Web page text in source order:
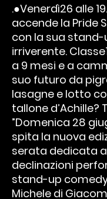
.●Venerdì26 alle
accende la Pride
con la sua
irriverente.
a 9 mesi e a
suo futuro da
lasagne e lotto
tallone d’Achille?
”Domenica 28
spita la nuova
serata dedicata
declinazioni
stand-up
Michele di